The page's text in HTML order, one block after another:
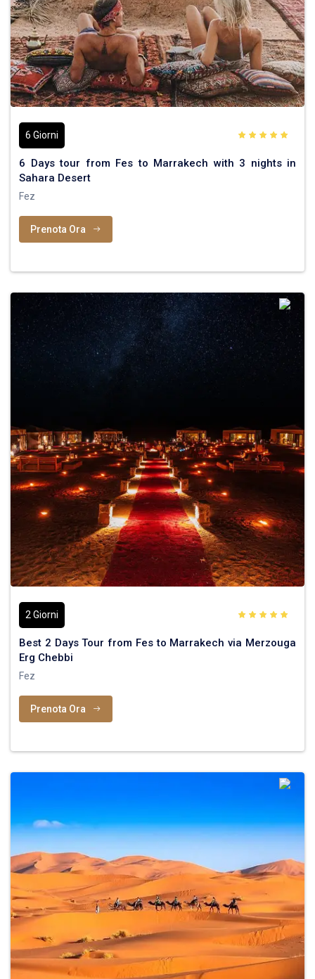
6 Giorni
6 Days tour from Fes to Marrakech with 3 nights in
Sahara Desert
Fez
Prenota Ora
2 Giorni
Best 2 Days Tour from Fes to Marrakech via Merzouga
Erg Chebbi
Fez
Prenota Ora